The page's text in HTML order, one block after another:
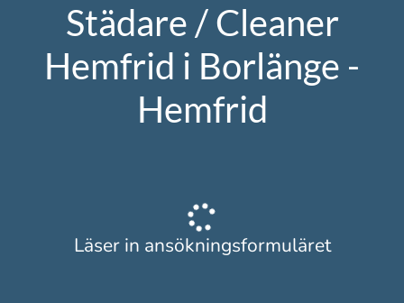
Städare / Cleaner
Hemfrid i Borlänge -
Hemfrid
Läser in ansökningsformuläret